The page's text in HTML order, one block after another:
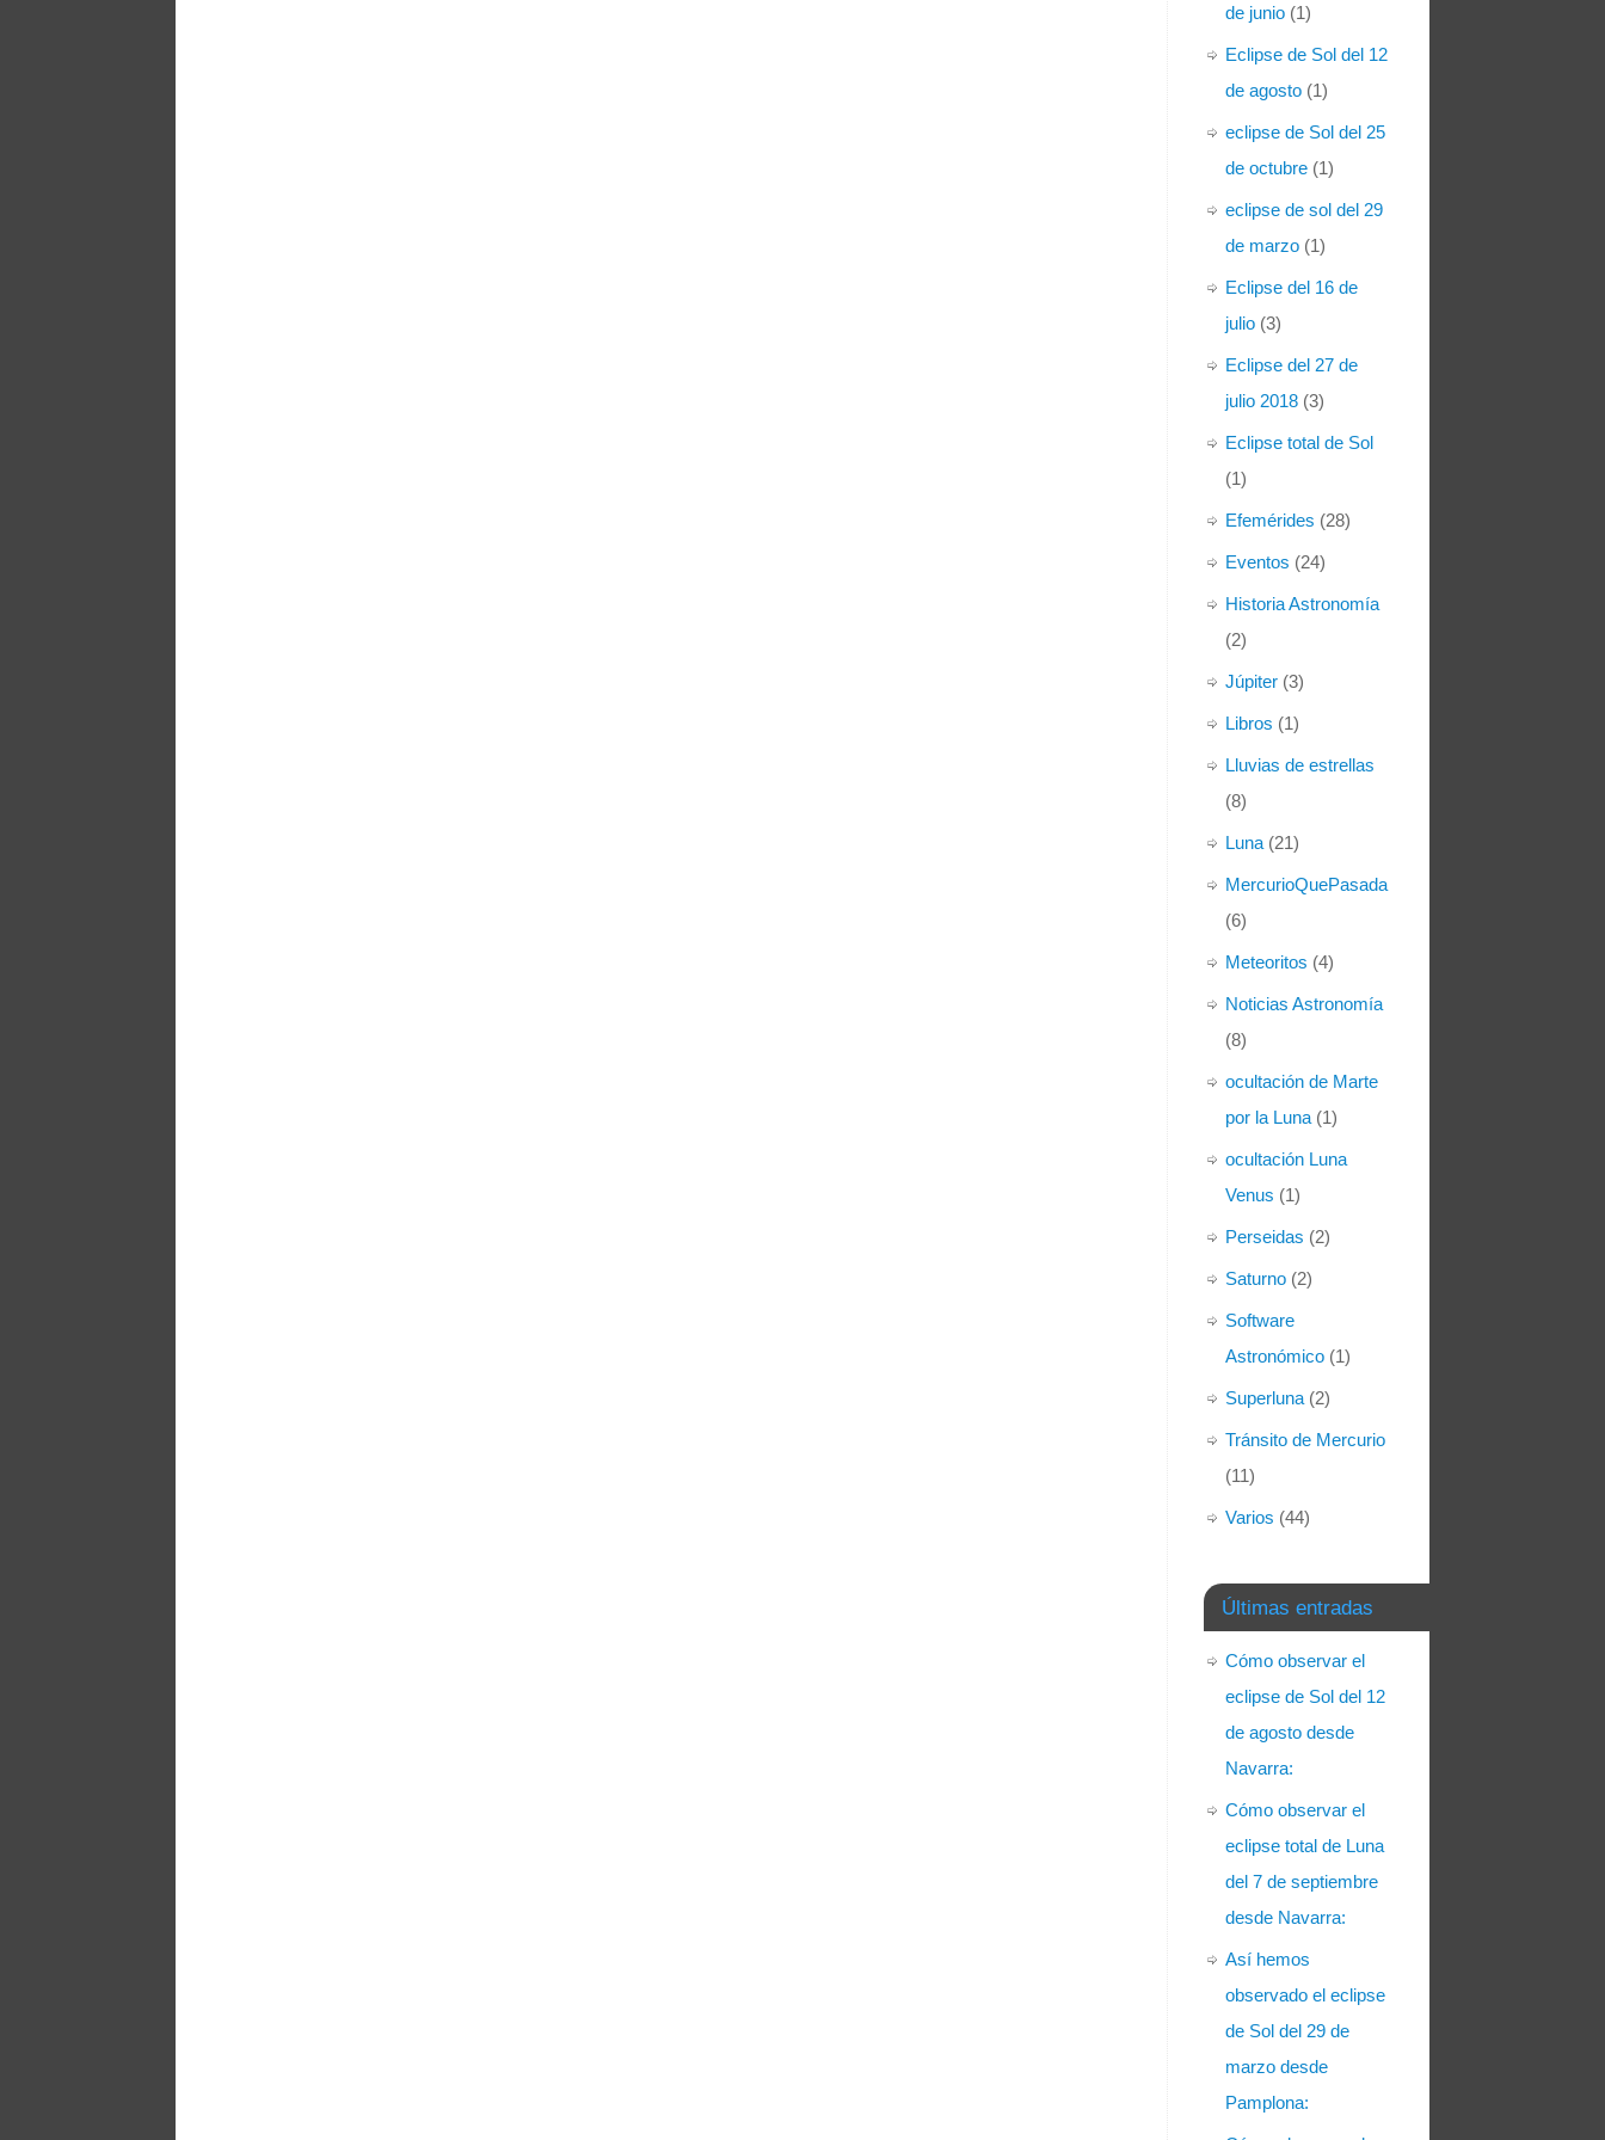
de junio (1)
Eclipse de Sol del 12
de agosto (1)
eclipse de Sol del 25
de octubre (1)
eclipse de sol del 29
de marzo (1)
Eclipse del 16 de
julio (3)
Eclipse del 27 de
julio 2018 (3)
Eclipse total de Sol
(1)
Efemérides (28)
Eventos (24)
Historia Astronomía
(2)
Júpiter (3)
Libros (1)
Lluvias de estrellas
(8)
Luna (21)
MercurioQuePasada
(6)
Meteoritos (4)
Noticias Astronomía
(8)
ocultación de Marte
por la Luna (1)
ocultación Luna
Venus (1)
Perseidas (2)
Saturno (2)
Software
Astronómico (1)
Superluna (2)
Tránsito de Mercurio
(11)
Varios (44)
Últimas entradas
Cómo observar el
eclipse de Sol del 12
de agosto desde
Navarra:
Cómo observar el
eclipse total de Luna
del 7 de septiembre
desde Navarra:
Así hemos
observado el eclipse
de Sol del 29 de
marzo desde
Pamplona: